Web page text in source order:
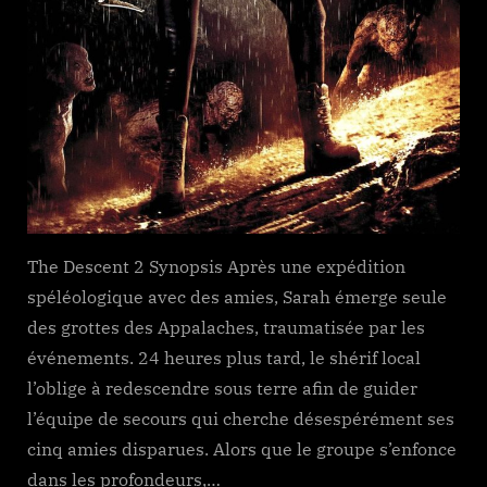
The Descent 2 Synopsis Après une expédition
spéléologique avec des amies, Sarah émerge seule
des grottes des Appalaches, traumatisée par les
événements. 24 heures plus tard, le shérif local
l’oblige à redescendre sous terre afin de guider
l’équipe de secours qui cherche désespérément ses
cinq amies disparues. Alors que le groupe s’enfonce
dans les profondeurs,…